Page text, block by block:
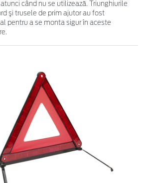
când nu se utilizează. Triunghiurile
şi trusele de prim ajutor au fost
pentru a se monta sigur în aceste